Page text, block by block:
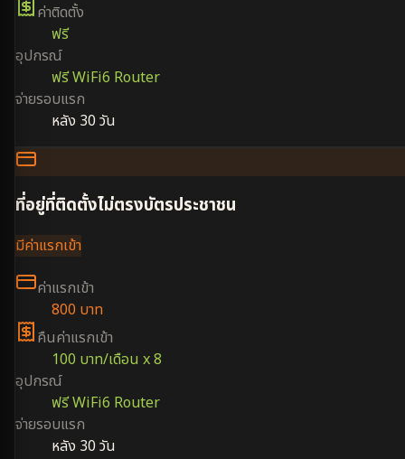
ค่าติดตั้ง
ฟรี
อุปกรณ์
ฟรี WiFi6 Router
จ่ายรอบแรก
หลัง 30 วัน
ที่อยู่ที่ติดตั้งไม่ตรงบัตรประชาชน
มีค่าแรกเข้า
ค่าแรกเข้า
800 บาท
คืนค่าแรกเข้า
100 บาท/เดือน x 8
อุปกรณ์
ฟรี WiFi6 Router
จ่ายรอบแรก
หลัง 30 วัน